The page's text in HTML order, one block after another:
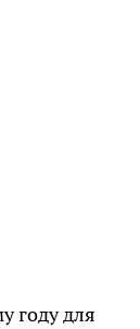
году для